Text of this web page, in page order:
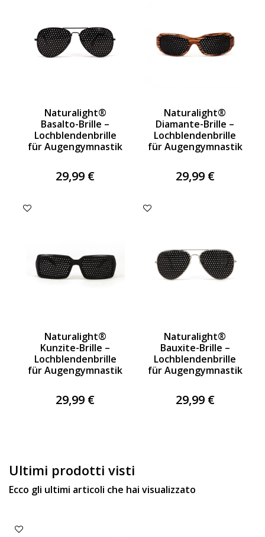
Naturalight®
Basalto-Brille –
Lochblendenbrille
für Augengymnastik
29,99 €
Naturalight®
Diamante-Brille –
Lochblendenbrille
für Augengymnastik
29,99 €
Naturalight®
Kunzite-Brille –
Lochblendenbrille
für Augengymnastik
29,99 €
Naturalight®
Bauxite-Brille –
Lochblendenbrille
für Augengymnastik
29,99 €
Ultimi prodotti visti
Ecco gli ultimi articoli che hai visualizzato